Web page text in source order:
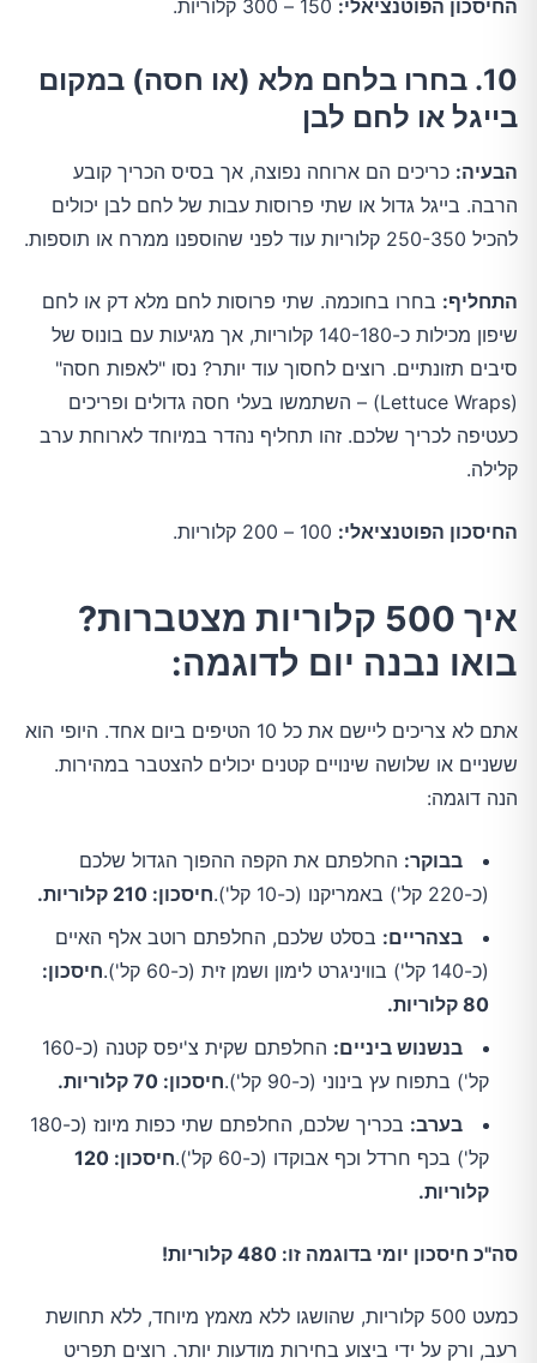
החיסכון הפוטנציאלי:
10. בחרו בלחם מלא (או חסה) במקום
בייגל או לחם לבן
הבעיה: כריכים הם ארוחה נפוצה, אך בסיס הכריך קובע
הרבה. בייגל גדול או שתי פרוסות עבות של לחם לבן יכולים
להכיל 250-350 קלוריות עוד לפני שהוספנו ממרח או תוספות.
התחליף: בחרו בחוכמה. שתי פרוסות לחם מלא דק או לחם
שיפון מכילות כ-140-180 קלוריות, אך מגיעות עם בונוס של
סיבים תזונתיים. רוצים לחסוך עוד יותר? נסו "לאפות חסה"
(Lettuce Wraps) – השתמשו בעלי חסה גדולים ופריכים
כעטיפה לכריך שלכם. זהו תחליף נהדר במיוחד לארוחת ערב
קלילה.
החיסכון הפוטנציאלי:
איך 500 קלוריות מצטברות?
בואו נבנה יום לדוגמה:
אתם לא צריכים ליישם את כל 10 הטיפים ביום אחד. היופי הוא
ששניים או שלושה שינויים קטנים יכולים להצטבר במהירות.
הנה דוגמה:
בבוקר: החלפתם את הקפה ההפוך הגדול שלכם
(כ-220 קל') באמריקנו (כ-10 קל').
חיסכון: 210 קלוריות.
בצהריים: בסלט שלכם, החלפתם רוטב אלף האיים
(כ-140 קל') בוויניגרט לימון ושמן זית (כ-60 קל').
חיסכון:
80 קלוריות.
בנשנוש ביניים:
החלפתם שקית צ'יפס קטנה (כ-160
קל') בתפוח עץ בינוני (כ-90 קל').
חיסכון: 70 קלוריות.
בערב:
בכריך שלכם, החלפתם שתי כפות מיונז (כ-180
קל') בכף חרדל וכף אבוקדו (כ-60 קל').
חיסכון: 120
קלוריות.
סה"כ חיסכון יומי בדוגמה זו: 480 קלוריות!
כמעט 500 קלוריות, שהושגו ללא מאמץ מיוחד, ללא תחושת
רעב, ורק על ידי ביצוע בחירות מודעות יותר. רוצים תפריט